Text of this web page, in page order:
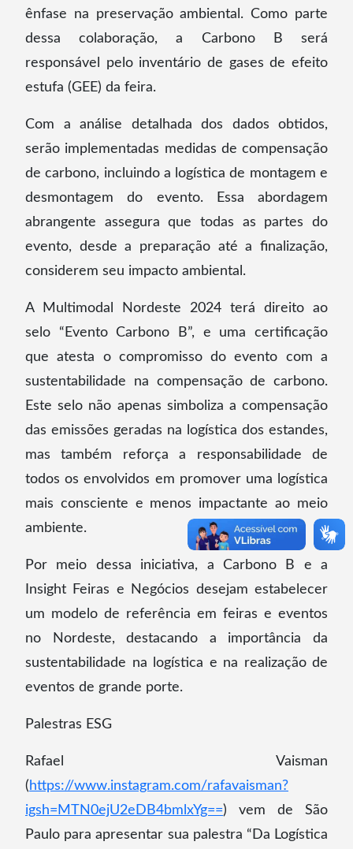
ênfase na preservação ambiental. Como parte
dessa colaboração, a Carbono B será
responsável pelo inventário de gases de efeito
estufa (GEE) da feira.
Com a análise detalhada dos dados obtidos,
serão implementadas medidas de compensação
de carbono, incluindo a logística de montagem e
desmontagem do evento. Essa abordagem
abrangente assegura que todas as partes do
evento, desde a preparação até a finalização,
considerem seu impacto ambiental.
A Multimodal Nordeste 2024 terá direito ao
selo “Evento Carbono B”, e uma certificação
que atesta o compromisso do evento com a
sustentabilidade na compensação de carbono.
Este selo não apenas simboliza a compensação
das emissões geradas na logística dos estandes,
mas também reforça a responsabilidade de
todos os envolvidos em promover uma logística
mais consciente e menos impactante ao meio
ambiente.
Por meio dessa iniciativa, a Carbono B e a
Insight Feiras e Negócios desejam estabelecer
um modelo de referência em feiras e eventos
no Nordeste, destacando a importância da
sustentabilidade na logística e na realização de
eventos de grande porte.
Palestras ESG
Rafael Vaisman
( https://www.instagram.com/rafavaisman?
igsh=MTN0ejU2eDB4bmlxYg==) vem de São
Paulo para apresentar sua palestra “Da Logística